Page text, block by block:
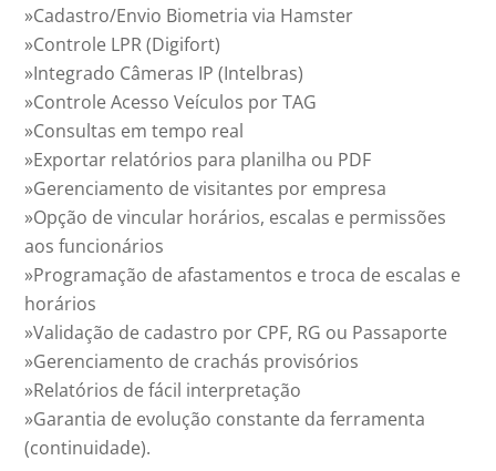
»Cadastro/Envio Biometria via Hamster
»Controle LPR (Digifort)
»Integrado Câmeras IP (Intelbras)
»Controle Acesso Veículos por TAG
»Consultas em tempo real
»Exportar relatórios para planilha ou PDF
»Gerenciamento de visitantes por empresa
»Opção de vincular horários, escalas e permissões
aos funcionários
»Programação de afastamentos e troca de escalas e
horários
»Validação de cadastro por CPF, RG ou Passaporte
»Gerenciamento de crachás provisórios
»Relatórios de fácil interpretação
»Garantia de evolução constante da ferramenta
(continuidade).